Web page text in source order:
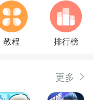
教程 排行榜
更多